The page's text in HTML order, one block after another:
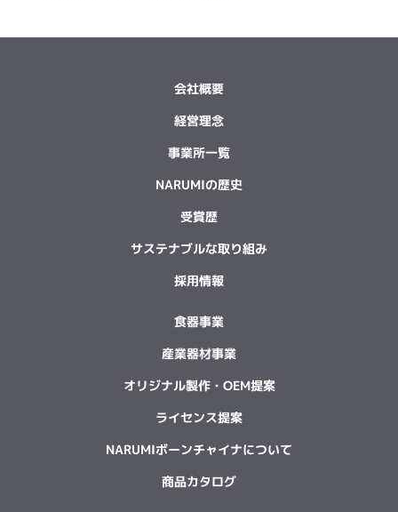
会社概要
経営理念
事業所一覧
NARUMIの歴史
受賞歴
サステナブルな取り組み
採用情報
食器事業
産業器材事業
オリジナル製作・OEM提案
ライセンス提案
NARUMIボーンチャイナについて
商品カタログ